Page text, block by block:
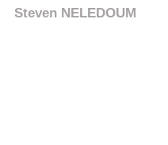
Steven NELEDOUM